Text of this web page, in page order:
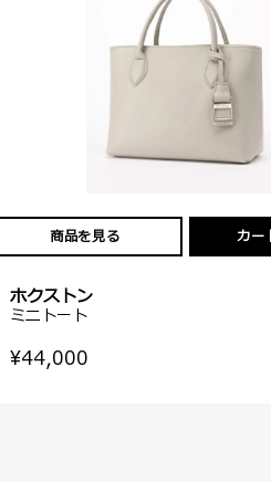
商品を見る カー
ホクストン
ミニトート
¥44,000